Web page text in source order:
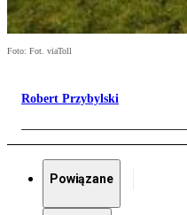
Foto: Fot. viaToll
Robert Przybylski
Powiązane